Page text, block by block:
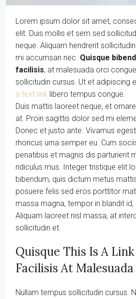
Lorem ipsum dolor sit amet,
elit. Duis mollis et sem sed
neque. Aliquam hendrerit
mi accumsan nec. Quisque
facilisis, at malesuada orci
sollicitudin cursus. Ut et adipiscing
a text link libero tempus congue.
Duis mattis laoreet neque, et
at. Proin sagittis dolor sed mi
Donec et justo ante. Vivamus
rhoncus urna semper eu. Cum
penatibus et magnis dis parturient
ridiculus mus. Integer tristique elit
bibendum, quis dictum metus
posuere felis sed eros porttitor
massa magna, tempor in blandit id,
Aliquam laoreet nisl massa, at
sollicitudin et.
Quisque This Is A
Facilisis At Malesuada
Nullam tempus sollicitudin cursus.